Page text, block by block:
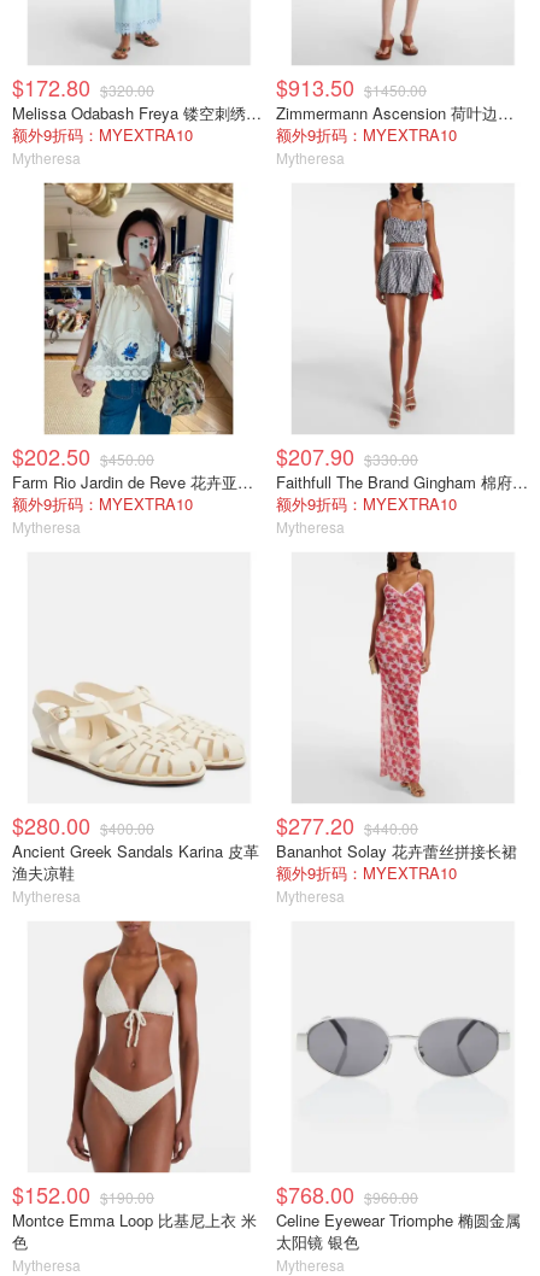
$172.80 $320.00
Melissa Odabash Freya 镂空刺绣棉短款上衣
额外9折码：MYEXTRA10
Mytheresa
$913.50 $1450.00
Zimmermann Ascension 荷叶边牛仔连衣裙
额外9折码：MYEXTRA10
Mytheresa
$202.50 $450.00
Farm Rio Jardin de Reve 花卉亚麻混纺上衣
额外9折码：MYEXTRA10
Mytheresa
$207.90 $330.00
Faithfull The Brand Gingham 棉府绸短上衣 黑色
额外9折码：MYEXTRA10
Mytheresa
$280.00 $400.00
Ancient Greek Sandals Karina 皮革
渔夫凉鞋
Mytheresa
$277.20 $440.00
Bananhot Solay 花卉蕾丝拼接长裙
额外9折码：MYEXTRA10
Mytheresa
$152.00 $190.00
Montce Emma Loop 比基尼上衣 米
色
Mytheresa
$768.00 $960.00
Celine Eyewear Triomphe 椭圆金属
太阳镜 银色
Mytheresa